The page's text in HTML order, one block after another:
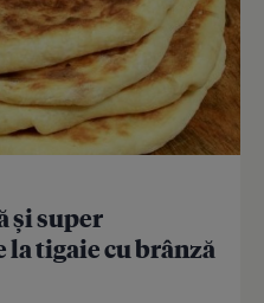
și super
la tigaie cu brânză